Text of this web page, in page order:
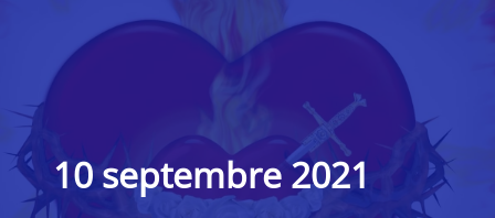
10 septembre 2021